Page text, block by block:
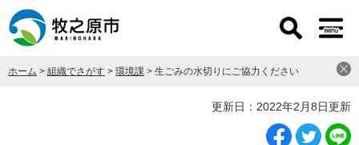
ー
先
ニ
をホーム > 組織でさがす > 環境課 > 生ごみの水切りにご協力ください
更新日：2022年2月8日更新